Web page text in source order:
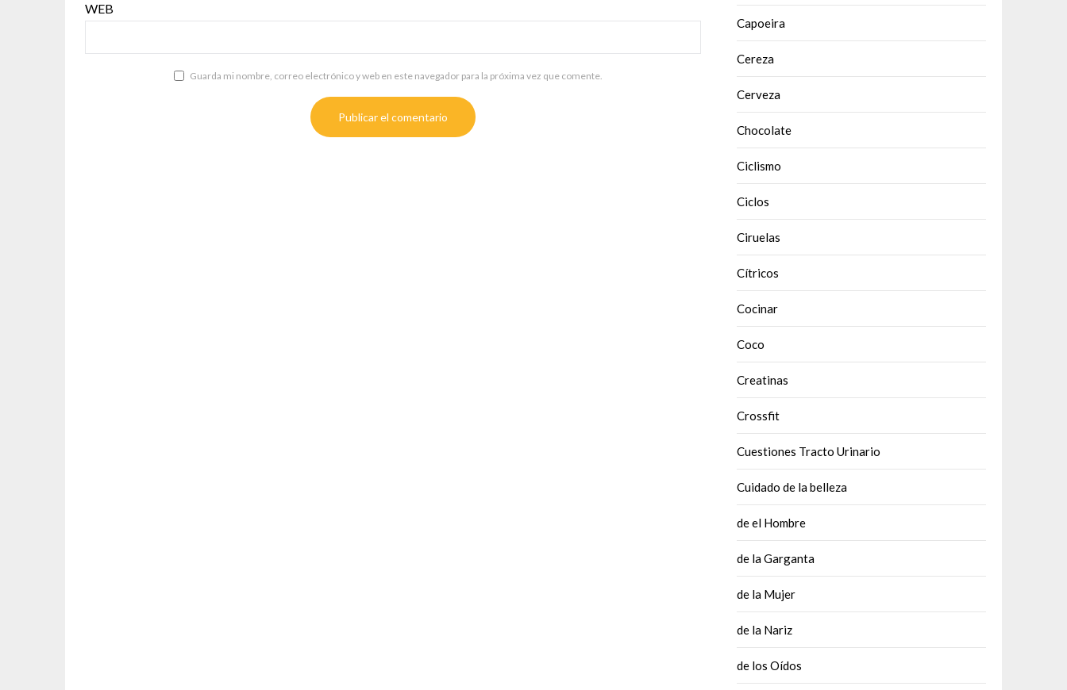
WEB
Guarda mi nombre, correo electrónico y web en este navegador para la próxima vez que comente.
Capoeira
Cereza
Cerveza
Chocolate
Ciclismo
Ciclos
Ciruelas
Cítricos
Cocinar
Coco
Creatinas
Crossfit
Cuestiones Tracto Urinario
Cuidado de la belleza
de el Hombre
de la Garganta
de la Mujer
de la Nariz
de los Oídos